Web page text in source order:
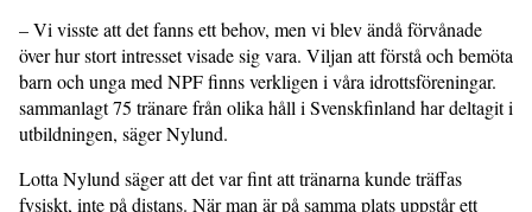
– Vi visste att det fanns ett behov, men vi blev ändå förvånade
över hur stort intresset visade sig vara. Viljan att förstå och bemöta
barn och unga med NPF finns verkligen i våra idrottsföreningar.
sammanlagt 75 tränare från olika håll i Svenskfinland har deltagit i
utbildningen, säger Nylund.
Lotta Nylund säger att det var fint att tränarna kunde träffas
fysiskt, inte på dis­tans. När man är på samma plats uppstår ett